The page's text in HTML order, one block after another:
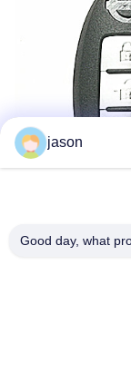
jason
Good day, what